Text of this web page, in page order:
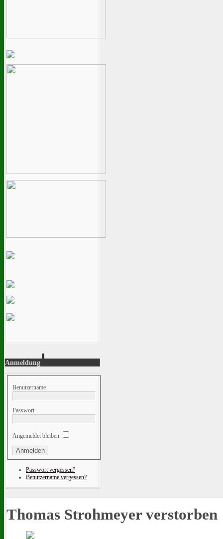
Anmeldung
Benutzername
Passwort
Angemeldet bleiben
Passwort vergessen?
Benutzername vergessen?
Thomas Strohmeyer verstorben